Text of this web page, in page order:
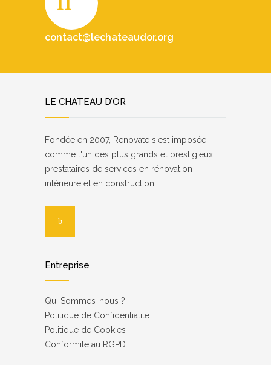
contact@lechateaudor.org
LE CHATEAU D’OR
Fondée en 2007, Renovate s'est imposée
comme l'un des plus grands et prestigieux
prestataires de services en rénovation
intérieure et en construction.
Entreprise
Qui Sommes-nous ?
Роlіtіquе dе Соnfіdеntіаlіtе
Politique de Cookies
Соnfоrmіté аu RGРD